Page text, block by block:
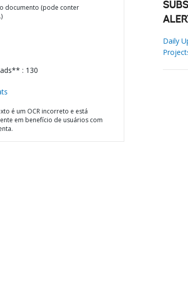
documento (pode conter
: 130
é um OCR incorreto e está
em benefício de usuários com
Daily